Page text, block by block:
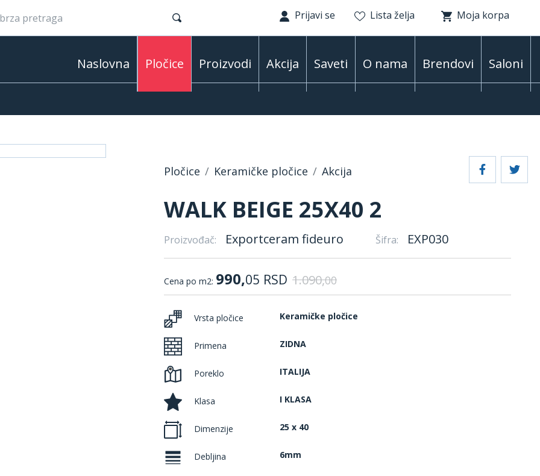
Prijavi se Lista želja Moja korpa
Naslovna Pločice Proizvodi Akcija Saveti O nama Brendovi Saloni
Pločice Keramičke pločice Akcija
WALK BEIGE 25X40 2
Proizvođač: Exportceram fideuro Šifra: EXP030
Cena po m2: 990,05 RSD 1.090,00
Vrsta pločice Keramičke pločice
Primena ZIDNA
Poreklo ITALIJA
Klasa I KLASA
Dimenzije 25 x 40
Debljina 6mm